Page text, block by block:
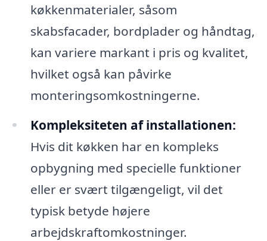
køkkenmaterialer, såsom
skabsfacader, bordplader og håndtag,
kan variere markant i pris og kvalitet,
hvilket også kan påvirke
monteringsomkostningerne.
Kompleksiteten af installationen:
Hvis dit køkken har en kompleks
opbygning med specielle funktioner
eller er svært tilgængeligt, vil det
typisk betyde højere
arbejdskraftomkostninger.